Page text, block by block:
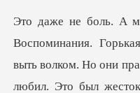
Скачать
выть волком. Но они